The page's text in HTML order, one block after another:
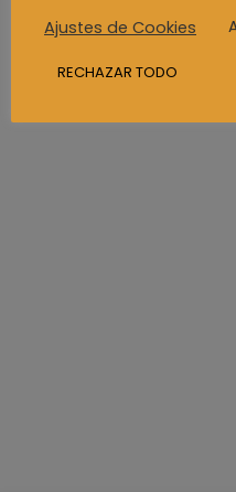
Ajustes de Cookies
RECHAZAR TODO